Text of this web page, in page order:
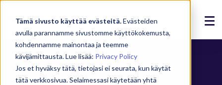
Tämä sivusto käyttää evästeitä.Evästeiden
avulla parannamme sivustomme käyttökokemusta,
kohdennamme mainontaa ja teemme
kävijämittausta. Lue lisää: Privacy Policy
Jos et hyväksy tätä, tietojasi ei seurata, kun käytät
tätä verkkosivua. Selaimessasi käytetään yhtä
Ratkaisut
Tuotteet